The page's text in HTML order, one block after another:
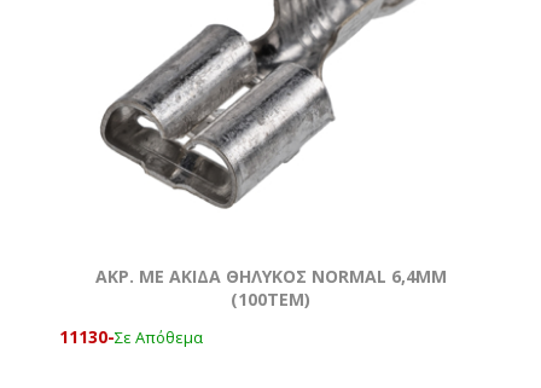
ΑΚΡ. ΜΕ ΑΚΙΔΑ ΘΗΛΥΚΟΣ NORMAL 6,4MM
(100ΤΕΜ)
11130-Σε Απόθεμα